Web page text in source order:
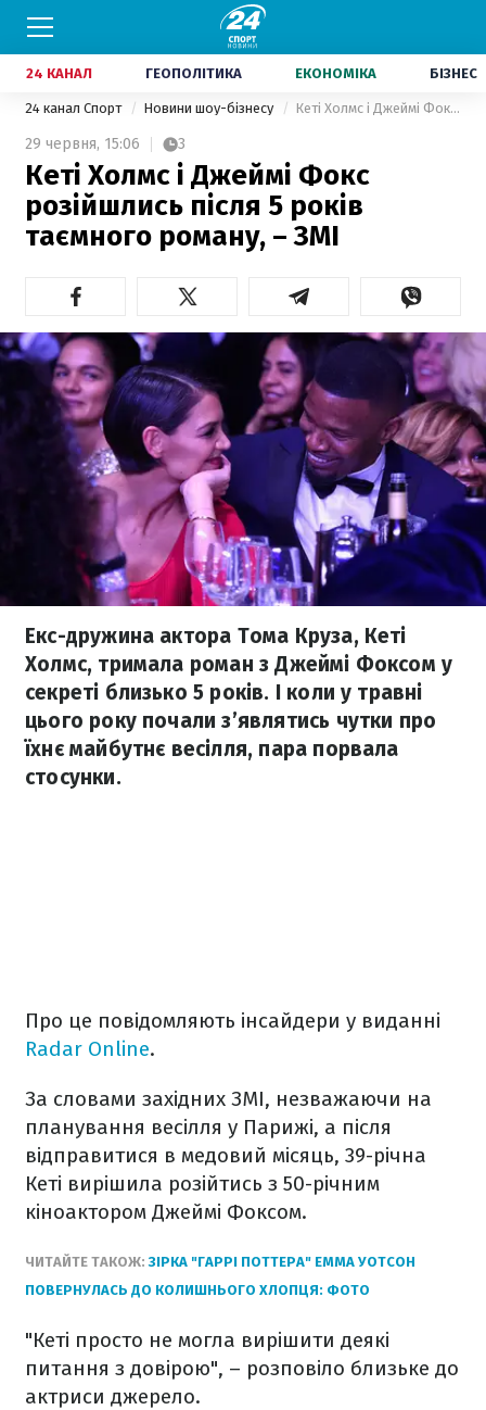
24 КАНАЛ ГЕОПОЛІТИКА ЕКОНОМІКА БІЗНЕС
24 канал Спорт Новини шоу-бізнесу Кеті Холмс і Джеймі Фокс розійшлись після 5 років таємного роману, – ЗМІ
29 червня, 15:06 3
Кеті Холмс і Джеймі Фокс
розійшлись після 5 років
таємного роману, – ЗМІ
Екс-дружина актора Тома Круза, Кеті
Холмс, тримала роман з Джеймі Фоксом у
секреті близько 5 років. І коли у травні
цього року почали з’являтись чутки про
їхнє майбутнє весілля, пара порвала
стосунки.
Про це повідомляють інсайдери у виданні
Radar Online.
За словами західних ЗМІ, незважаючи на
планування весілля у Парижі, а після
відправитися в медовий місяць, 39-річна
Кеті вирішила розійтись з 50-річним
кіноактором Джеймі Фоксом.
ЧИТАЙТЕ ТАКОЖ: ЗІРКА "ГАРРІ ПОТТЕРА" ЕММА УОТСОН
ПОВЕРНУЛАСЬ ДО КОЛИШНЬОГО ХЛОПЦЯ: ФОТО
"Кеті просто не могла вирішити деякі
питання з довірою", – розповіло близьке до
актриси джерело.